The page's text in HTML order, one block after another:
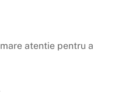
atentie pentru a